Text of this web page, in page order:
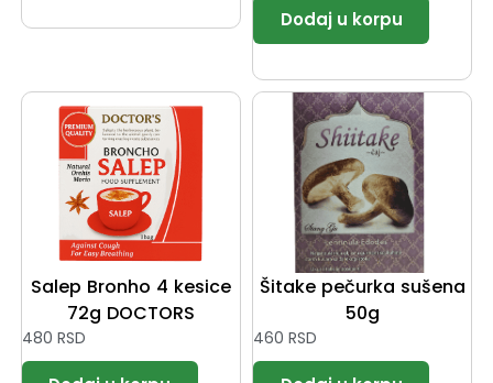
Salep Bronho 4 kesice
72g DOCTORS
480 RSD
Šitake pečurka sušena
50g
460 RSD